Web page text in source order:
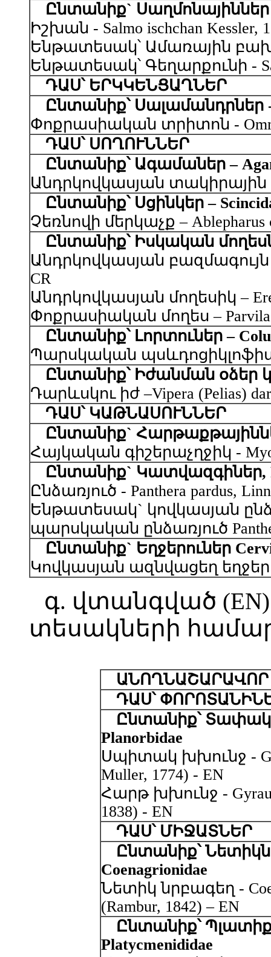
Ընտանիք` Սաղմոնայիններ -
Իշխան - Salmo ischchan Kessler,
Ենթատեսակ՝ Ամառային
Ենթատեսակ՝ Գեղարքունի -
ԴԱՍ՝ ԵՐԿԿԵՆՑԱՂՆԵՐ
Ընտանիք՝ Սալամանդրներ -
Փոքրասիական տրիտոն -
ԴԱՍ՝ ՍՈՂՈՒՆՆԵՐ
Ընտանիք՝ Ագամաներ –
Անդրկովկասյան տակիրային
Ընտանիք՝ Սցինկեր –
Չեռնովի մերկաչք – Ablepharus
Ընտանիք՝ Իսկական
Անդրկովկասյան բազմագույն
CR
Անդրկովկասյան մողեսիկ –
Փոքրասիական մողես –
Ընտանիք՝ Լորտուներ –
Պարսկական պսևդոցիկլոֆիս –
Ընտանիք՝ Իժանման օձեր
Դարևսկու իժ –Vipera (Pelias)
ԴԱՍ՝ ԿԱԹՆԱՍՈՒՆՆԵՐ
Ընտանիք`
Հայկական գիշերաչղջիկ -
Ընտանիք` Կատվազգիներ,
Ընձառյուծ - Panthera pardus,
Ենթատեսակ` կովկասյան
պարսկական ընձառյուծ
Ընտանիք` Եղջերուներ
Կովկասյան ազնվացեղ
գ. վտանգված
տեսակների
ԴԱՍ՝
Ընտանիք՝ Տափակ
Planorbidae
Սպիտակ խխունջ -
Muller, 1774) - EN
Հարթ խխունջ -
1838) - EN
ԴԱՍ՝ ՄԻՋԱՏՆԵՐ
Ընտանիք՝
Coenagrionidae
Նետիկ նրբագեղ -
(Rambur, 1842) – EN
Ընտանիք՝
Platycmenididae